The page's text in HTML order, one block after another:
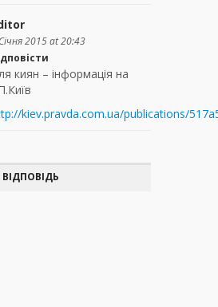
2015 at 20:43
киян – інформація на
kiev.pravda.com.ua/publications/